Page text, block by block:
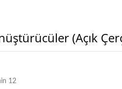
(Açık
12